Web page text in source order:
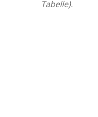
Tabelle).